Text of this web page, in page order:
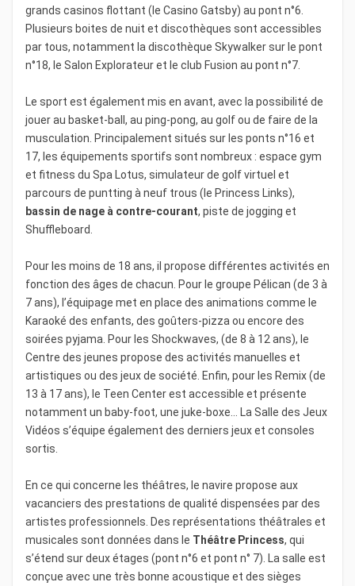
grands casinos flottant (le Casino Gatsby) au pont n°6.
Plusieurs boites de nuit et discothèques sont accessibles
par tous, notamment la discothèque Skywalker sur le pont
n°18, le Salon Explorateur et le club Fusion au pont n°7.
Le sport est également mis en avant, avec la possibilité de
jouer au basket-ball, au ping-pong, au golf ou de faire de la
musculation. Principalement situés sur les ponts n°16 et
17, les équipements sportifs sont nombreux : espace gym
et fitness du Spa Lotus, simulateur de golf virtuel et
parcours de puntting à neuf trous (le Princess Links),
bassin de nage à contre-courant, piste de jogging et
Shuffleboard.
Pour les moins de 18 ans, il propose différentes activités en
fonction des âges de chacun. Pour le groupe Pélican (de 3 à
7 ans), l’équipage met en place des animations comme le
Karaoké des enfants, des goûters-pizza ou encore des
soirées pyjama. Pour les Shockwaves, (de 8 à 12 ans), le
Centre des jeunes propose des activités manuelles et
artistiques ou des jeux de société. Enfin, pour les Remix (de
13 à 17 ans), le Teen Center est accessible et présente
notamment un baby-foot, une juke-boxe… La Salle des Jeux
Vidéos s’équipe également des derniers jeux et consoles
sortis.
En ce qui concerne les théâtres, le navire propose aux
vacanciers des prestations de qualité dispensées par des
artistes professionnels. Des représentations théâtrales et
musicales sont données dans le Théâtre Princess, qui
s’étend sur deux étages (pont n°6 et pont n° 7). La salle est
conçue avec une très bonne acoustique et des sièges